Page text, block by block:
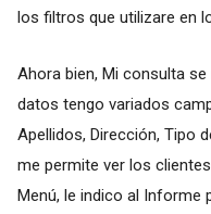
los filtros que utilizare en
Ahora bien, Mi consulta
datos tengo variados
Apellidos, Dirección, Tipo
me permite ver los
Menú, le indico al Informe